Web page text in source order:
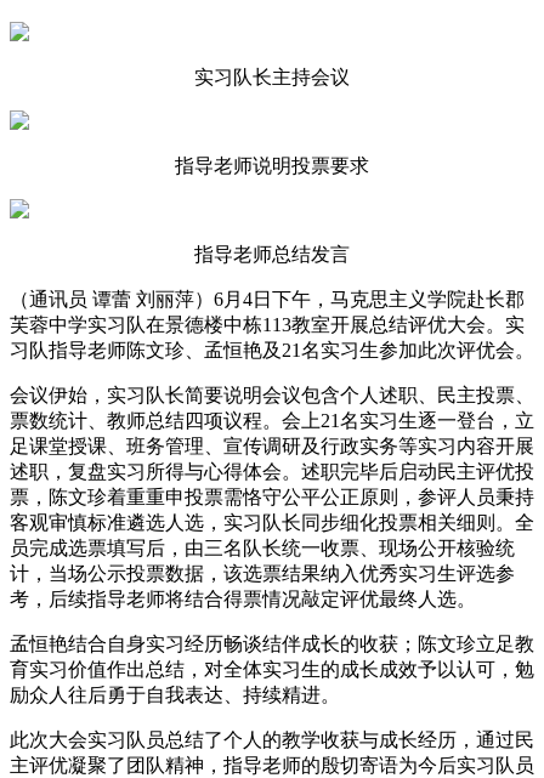
实习队长主持会议
指导老师说明投票要求
指导老师总结发言
（通讯员 谭蕾 刘丽萍）6月4日下午，马克思主义学院赴长郡
芙蓉中学实习队在景德楼中栋113教室开展总结评优大会。实
习队指导老师陈文珍、孟恒艳及21名实习生参加此次评优会。
会议伊始，实习队长简要说明会议包含个人述职、民主投票、
票数统计、教师总结四项议程。会上21名实习生逐一登台，立
足课堂授课、班务管理、宣传调研及行政实务等实习内容开展
述职，复盘实习所得与心得体会。述职完毕后启动民主评优投
票，陈文珍着重重申投票需恪守公平公正原则，参评人员秉持
客观审慎标准遴选人选，实习队长同步细化投票相关细则。全
员完成选票填写后，由三名队长统一收票、现场公开核验统
计，当场公示投票数据，该选票结果纳入优秀实习生评选参
考，后续指导老师将结合得票情况敲定评优最终人选。
孟恒艳结合自身实习经历畅谈结伴成长的收获；陈文珍立足教
育实习价值作出总结，对全体实习生的成长成效予以认可，勉
励众人往后勇于自我表达、持续精进。
此次大会实习队员总结了个人的教学收获与成长经历，通过民
主评优凝聚了团队精神，指导老师的殷切寄语为今后实习队员